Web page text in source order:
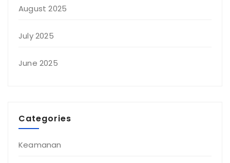
August 2025
July 2025
June 2025
Categories
Keamanan